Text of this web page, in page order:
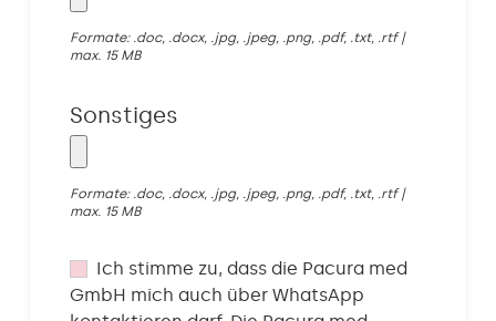
Formate: .doc, .docx, .jpg, .jpeg, .png, .pdf, .txt, .rtf |
max. 15 MB
Sonstiges
Formate: .doc, .docx, .jpg, .jpeg, .png, .pdf, .txt, .rtf |
max. 15 MB
Ich stimme zu, dass die Pacura med
GmbH mich auch über WhatsApp